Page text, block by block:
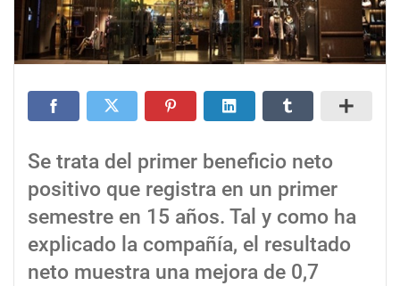
Se trata del primer beneficio neto
positivo que registra en un primer
semestre en 15 años. Tal y como ha
explicado la compañía, el resultado
neto muestra una mejora de 0,7